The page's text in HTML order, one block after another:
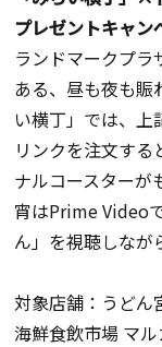
プレゼントキャン
ランドマークプラ
ある、昼も夜も賑
い横丁」では、上
リンクを注文す
ナルコースターが
宵はPrime Video
ん」を視聴しなが
対象店舗：うどん
海鮮食飲市場 マ